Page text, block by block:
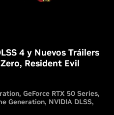
4 y Nuevos Tráilers
Resident Evil
GeForce RTX 50 Series
Generation NVIDIA DLSS